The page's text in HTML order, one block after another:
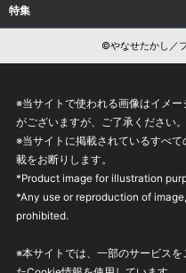
特集
©やなせたかし／
※当サイトで使われる画像はイメ
がございますが、ご了承ください。
※当サイトに掲載されているすべ
載をお断りします。
*Product image for illustration
*Any use or reproduction of
prohibited.
※本サイトでは、一部のサービス